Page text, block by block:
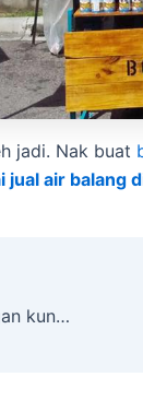
jadi. Nak buat
jual air balang
Mengatasi keletihan dengan kunyit hitam Black G